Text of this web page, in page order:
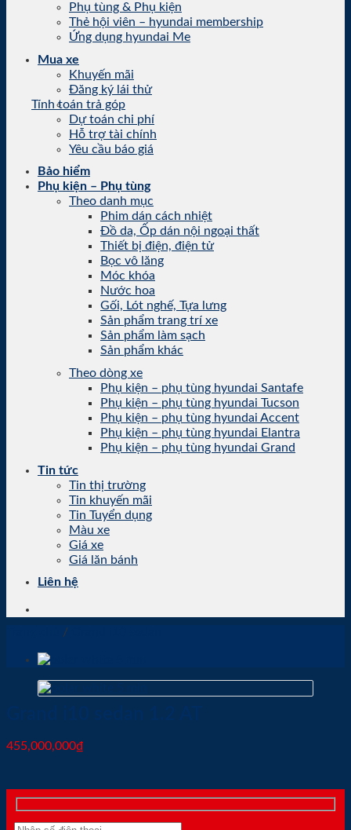
Phụ tùng & Phụ kiện
Thẻ hội viên – hyundai membership
Ứng dụng hyundai Me
Mua xe
Khuyến mãi
Đăng ký lái thử
Tính toán trả góp
Dự toán chi phí
Hỗ trợ tài chính
Yêu cầu báo giá
Bảo hiểm
Phụ kiện – Phụ tùng
Theo danh mục
Phim dán cách nhiệt
Đồ da, Ốp dán nội ngoại thất
Thiết bị điện, điện tử
Bọc vô lăng
Móc khóa
Nước hoa
Gối, Lót nghế, Tựa lưng
Sản phẩm trang trí xe
Sản phẩm làm sạch
Sản phẩm khác
Theo dòng xe
Phụ kiện – phụ tùng hyundai Santafe
Phụ kiện – phụ tùng hyundai Tucson
Phụ kiện – phụ tùng hyundai Accent
Phụ kiện – phụ tùng hyundai Elantra
Phụ kiện – phụ tùng hyundai Grand
Tin tức
Tin thị trường
Tin khuyến mãi
Tin Tuyển dụng
Màu xe
Giá xe
Giá lăn bánh
Liên hệ
/
455,000,000₫